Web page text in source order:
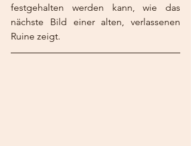
festgehalten werden kann, wie das
nächste Bild einer alten, verlassenen
Ruine zeigt.